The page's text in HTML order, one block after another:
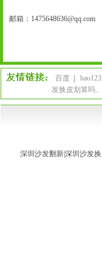
邮箱： 1475648636@qq.com
百度
发换皮划算吗
深圳沙发翻新|深圳沙发